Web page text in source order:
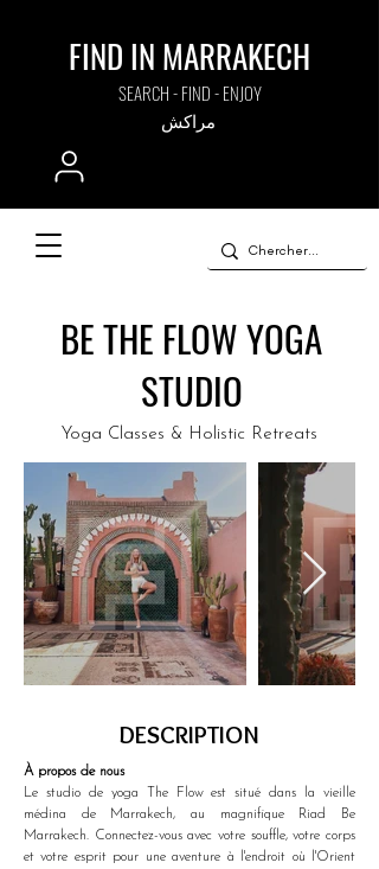
FIND IN MARRAKECH
SEARCH - FIND - ENJOY
مراكش
BE THE FLOW YOGA
STUDIO
Yoga Classes & Holistic Retreats
DESCRIPTION
À propos de nous
Le studio de yoga The Flow est situé dans la vieille
médina de Marrakech, au magnifique Riad Be
Marrakech. Connectez-vous avec votre souffle, votre corps
et votre esprit pour une aventure à l'endroit où l'Orient